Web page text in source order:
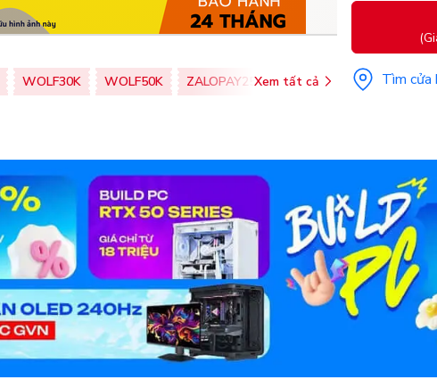
WOLF30K WOLF50K ZALOPAY25K SHOPEEPAY026
Xem tất cả Tìm cửa